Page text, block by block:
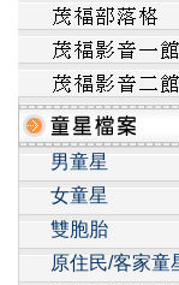
男童星
女童星
雙胞胎
原住民/客家童